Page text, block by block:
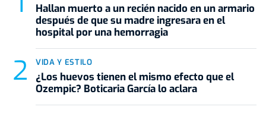
Hallan muerto a un recién nacido en un armario
después de que su madre ingresara en el
hospital por una hemorragia
VIDA Y ESTILO
¿Los huevos tienen el mismo efecto que el
Ozempic? Boticaria García lo aclara